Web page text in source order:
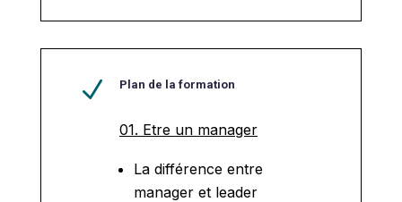
N Plan de la formation
01. Etre un manager
La différence entre
manager et leader